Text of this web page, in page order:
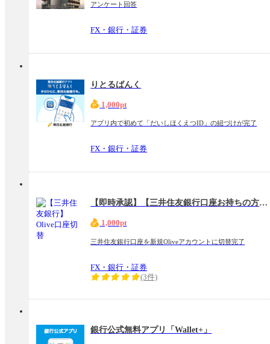
アンケート回答
FX・銀行・証券
りとるばんく
1,000pt
アプリ内で初めて「だいしほくえつID」の紐づけが完了
FX・銀行・証券
【即時承認】【三井住友銀行口座お持ちの方専用】Olive口座切替
1,000pt
三井住友銀行口座を新規Oliveアカウントに切替完了
FX・銀行・証券
(3件)
銀行公式無料アプリ「Wallet+」